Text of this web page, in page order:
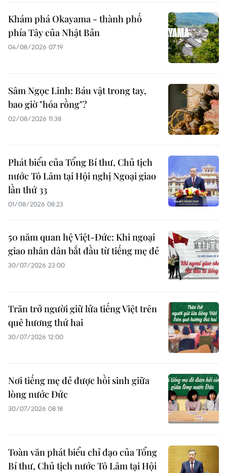
Khám phá Okayama - thành phố
phía Tây của Nhật Bản
04/08/2026 07:19
Sâm Ngọc Linh: Báu vật trong tay,
bao giờ "hóa rồng"?
02/08/2026 11:38
Phát biểu của Tổng Bí thư, Chủ tịch
nước Tô Lâm tại Hội nghị Ngoại giao
lần thứ 33
01/08/2026 08:23
50 năm quan hệ Việt-Đức: Khi ngoại
giao nhân dân bắt đầu từ tiếng mẹ đẻ
30/07/2026 23:00
Trăn trở người giữ lửa tiếng Việt trên
quê hương thứ hai
30/07/2026 12:00
Nơi tiếng mẹ đẻ được hồi sinh giữa
lòng nước Đức
30/07/2026 08:18
Toàn văn phát biểu chỉ đạo của Tổng
Bí thư, Chủ tịch nước Tô Lâm tại Hội